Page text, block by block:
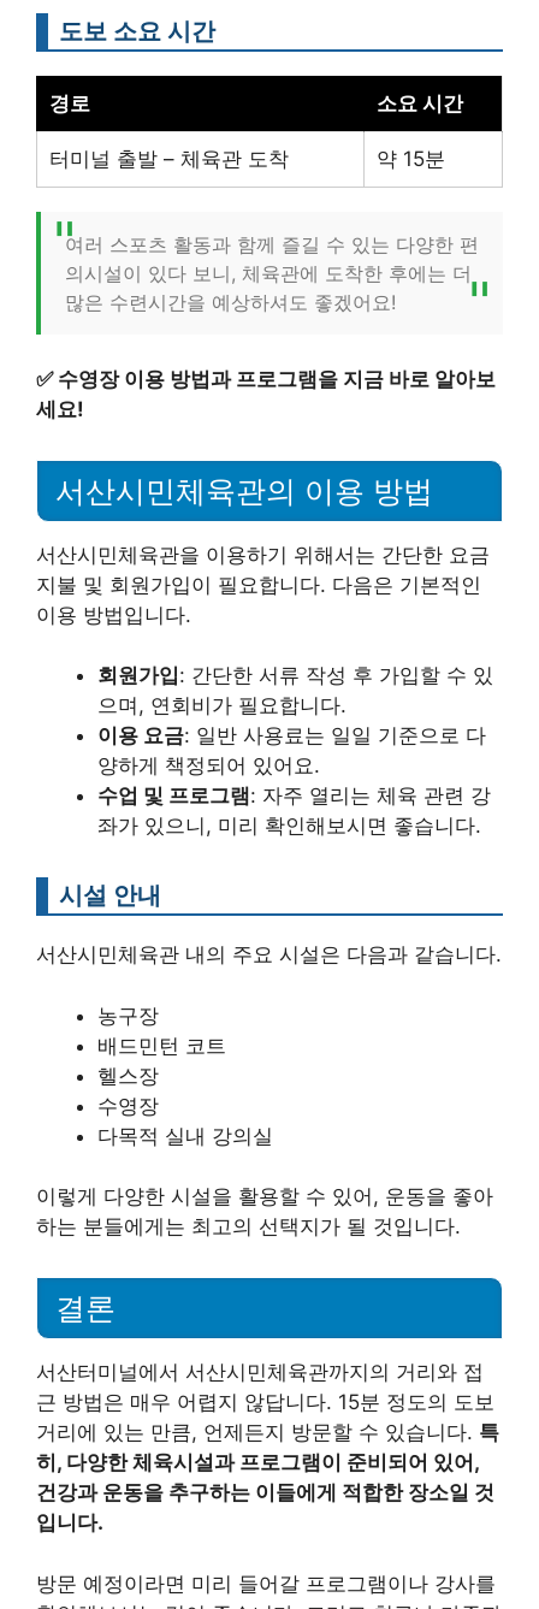
도보 소요 시간
경로 소요 시간
터미널 출발 – 체육관 도착 약 15분
여러 스포츠 활동과 함께 즐길 수 있는 다양한 편
의시설이 있다 보니, 체육관에 도착한 후에는 더
많은 수련시간을 예상하셔도 좋겠어요!
✅ 수영장 이용 방법과 프로그램을 지금 바로 알아보
세요!
서산시민체육관의 이용 방법
서산시민체육관을 이용하기 위해서는 간단한 요금
지불 및 회원가입이 필요합니다. 다음은 기본적인
이용 방법입니다.
회원가입: 간단한 서류 작성 후 가입할 수 있
으며, 연회비가 필요합니다.
이용 요금: 일반 사용료는 일일 기준으로 다
양하게 책정되어 있어요.
수업 및 프로그램: 자주 열리는 체육 관련 강
좌가 있으니, 미리 확인해보시면 좋습니다.
시설 안내
서산시민체육관 내의 주요 시설은 다음과 같습니다.
농구장
배드민턴 코트
헬스장
수영장
다목적 실내 강의실
이렇게 다양한 시설을 활용할 수 있어, 운동을 좋아
하는 분들에게는 최고의 선택지가 될 것입니다.
결론
서산터미널에서 서산시민체육관까지의 거리와 접
근 방법은 매우 어렵지 않답니다. 15분 정도의 도보
거리에 있는 만큼, 언제든지 방문할 수 있습니다. 특
히, 다양한 체육시설과 프로그램이 준비되어 있어,
건강과 운동을 추구하는 이들에게 적합한 장소일 것
입니다.
방문 예정이라면 미리 들어갈 프로그램이나 강사를